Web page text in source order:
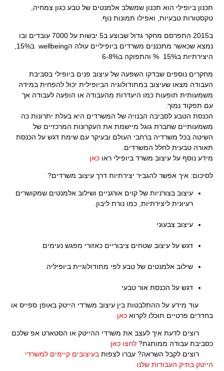
תכנון ביופילי הוא תכנון שמשלב אלמנטים של טבע כגון צמחיה,
טקסטורות טבעיות, ואפילו תמונות נוף.
ב2015 התפרסם מחקר גדול שבוצע ב5 יבשות על 7000 עובדים ובו
היצירתיות ב15% % והתפוקה ב6-8%
מחקרים נוספים שבדקו השפעה של עיצוב פנים ביופילי בסביבת
העבודה מצאו שעיצוב במתודולוגיה הביופילית יכול להפחית במידה
משמעותית תופעות כמו היעדרות מהעבודה או הופעה לעבודה אך
עם תפקוד נמוך.
הכנסת הטבע לסביבה הבנויה של המשרדים היא בעלת יתרונות כה
משמעותיים שחברת גוגל מיישמת את העקרונות המרכזיים של
השיטה בכל משרדיה ברחבי העולם ובעיקר עם שימת דגש על הכנסת
תאורה טבעית לחלל המשרדים.
מידע נוסף על עיצוב משרד ביופילי ראוכאן
לסיכום: איך אפשר להגביר יצירתיות דרך עיצוב משרדים?
עיצוב בצורניות של קוים אורגניים ושילוב אלמנטים שמקושרים
רעיונית ליצירתיות, כמו נורת ליבון.
עיצוב צבעוני
דגש על עיצוב שטחים ציבוריים כאזורי מפגש נעימים
שילוב אלמנטים של טבע לפי מתודולוגיית ביופיליה
דגש על הכנסת אור טבעי
עוד מידע על ההתלבטות בין עיצוב משרדי הייטק באופן ספייס או
בחדרים פרטיים תוכלו לקרואכאן.
רוצים לדעת איך לעצב את משרדי ההייטק או הסטארט אפ שלכם
כסביבת עבודה ממותגת?לחצו כאן
רוצים לקבל השראה? עברו לצפותבעיצובים קיימים למשרדי
הייטק בתיק העבודות שלנו